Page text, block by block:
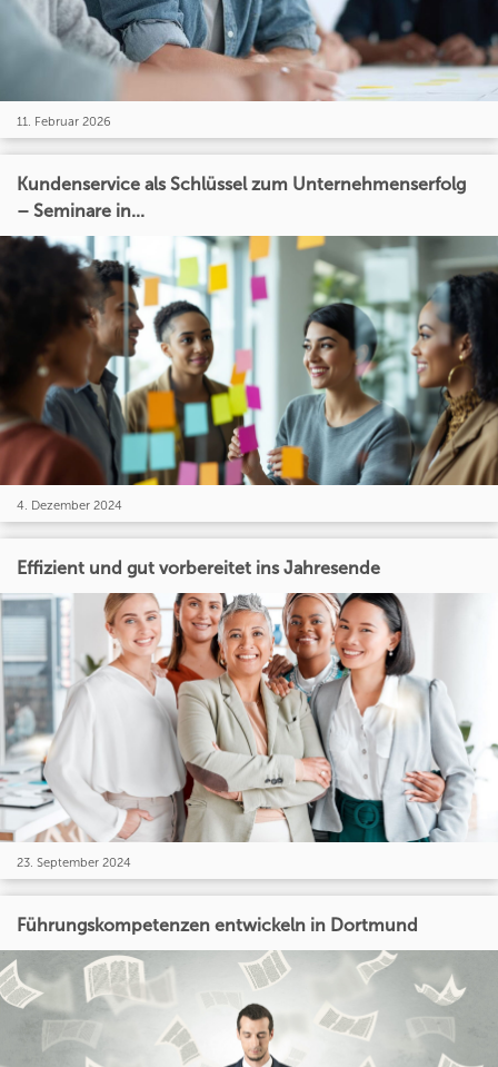
11. Februar 2026
Kundenservice als Schlüssel zum Unternehmenserfolg
– Seminare in...
4. Dezember 2024
Effizient und gut vorbereitet ins Jahresende
23. September 2024
Führungskompetenzen entwickeln in Dortmund